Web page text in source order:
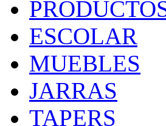
ESCOLAR
MUEBLES
JARRAS
TAPERS